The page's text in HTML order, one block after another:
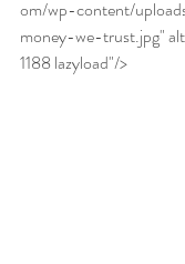
om/wp-content/
money-we-trust.jpg"
1188 lazyload"/>